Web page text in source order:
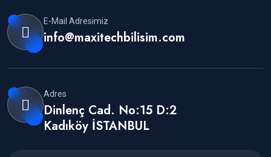
E-Mail Adresimiz
info@maxitechbilisim.com
Adres
Dinlenç Cad. No:15 D:2
Kadıköy İSTANBUL